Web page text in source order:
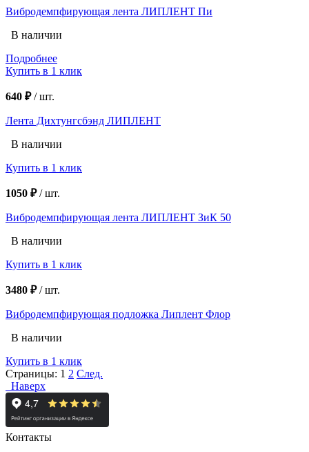
Вибродемпфирующая лента ЛИПЛЕНТ Пи
В наличии
Подробнее
Купить в 1 клик
640 ₽/шт.
Лента Дихтунгсбэнд ЛИПЛЕНТ
В наличии
Купить в 1 клик
1050 ₽/шт.
Вибродемпфирующая лента ЛИПЛЕНТ ЗиК 50
В наличии
Купить в 1 клик
3480 ₽/шт.
Вибродемпфирующая подложка Липлент Флор
В наличии
Купить в 1 клик
Страницы: 1 2 След.
Наверх
Контакты